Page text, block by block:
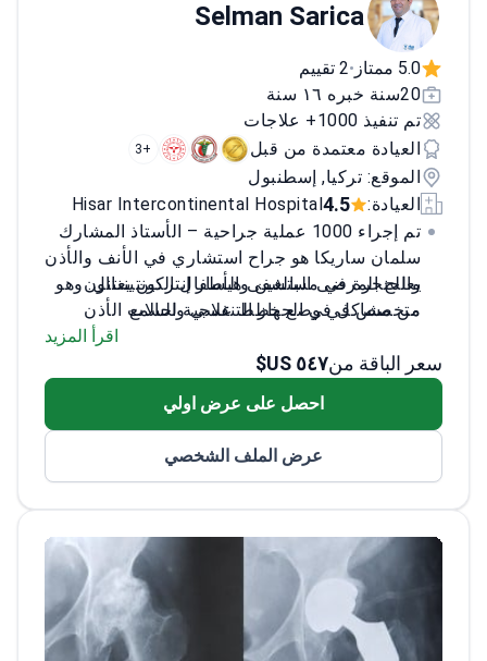
Selman Sarica
5.0 ممتاز •2 تقييم
20سنة خبره ١٦ سنة
تم تنفيذ 1000+ علاجات
العيادة معتمدة من قبل
+3
الموقع: تركيا, إسطنبول
العيادة:
4.5
Hisar Intercontinental Hospital
تم إجراء 1000 عملية جراحية – الأستاذ المشارك
سلمان ساريكا هو جراح استشاري في الأنف والأذن
والحنجرة في مستشفى هيسار إنتركونتيننتال. وهو
متخصص في وضع خطط علاجية لحالات الأذن
يعالج المرضى البالغين والأطفال الذين يعانون
من مشاكل في الجهاز التنفسي والسمع
يركز على أورام الرأس والرقبة، بما في ذلك
أورام الغدة الدرقية والغدد اللعابية
الحاجز الأنفي لتحسين التنفس
أكاديمية عالية
اقرأ المزيد
سعر الباقة من٥٤٧ US$
احصل على عرض اولي
عرض الملف الشخصي